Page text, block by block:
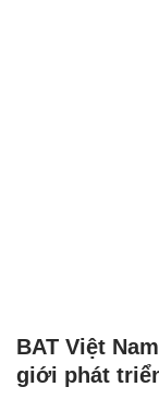
BAT Việt
giới phát